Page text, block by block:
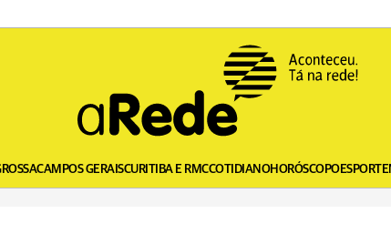
CAMPOS GERAISCURITIBA E RMCCOTIDIANOHORÓSCOPOESPORTE